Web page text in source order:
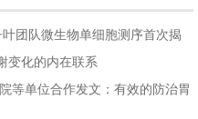
团队微生物单细胞测序首次揭
变化的内在联系
等单位合作发文：有效的防治胃